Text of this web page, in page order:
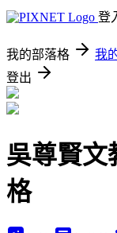
登
我的部落格 我
登出
吳尊賢文
格